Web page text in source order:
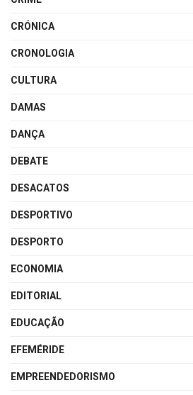
CRÓNICA
CRONOLOGIA
CULTURA
DAMAS
DANÇA
DEBATE
DESACATOS
DESPORTIVO
DESPORTO
ECONOMIA
EDITORIAL
EDUCAÇÃO
EFEMÉRIDE
EMPREENDEDORISMO